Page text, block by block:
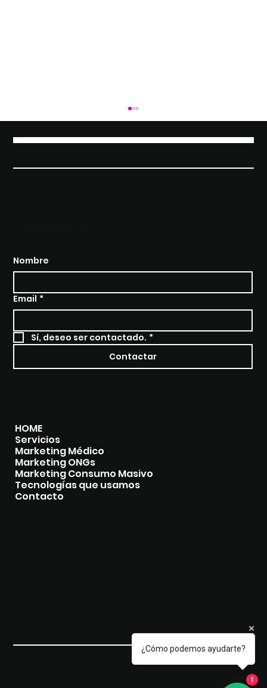
WhatsApp
Nombre
Email *
Sí, deseo ser contactado. *
Contactar
HOME
Servicios
Marketing Médico
Marketing ONGs
Marketing Consumo Masivo
Tecnologías que usamos
Contacto
© 2035 by FARO MEDIC.
¿Cómo podemos ayudarte?
1